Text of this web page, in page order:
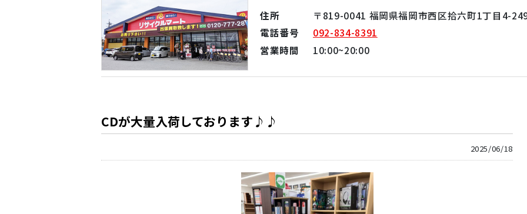
住所
〒819-0041 福岡県福岡市西区拾六町1丁目4-
電話番号
092-834-8391
営業時間
10:00~20:00
CDが大量入荷しております♪♪
2025/06/18